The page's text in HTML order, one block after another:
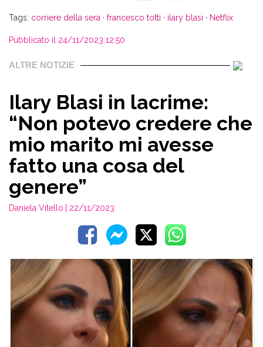
Tags: corriere della sera · francesco totti · ilary blasi · Netflix
Pubblicato il 24/11/2023 12:50
ALTRE NOTIZIE
Ilary Blasi in lacrime:
“Non potevo credere che
mio marito mi avesse
fatto una cosa del
genere”
Daniela Vitello | 22/11/2023